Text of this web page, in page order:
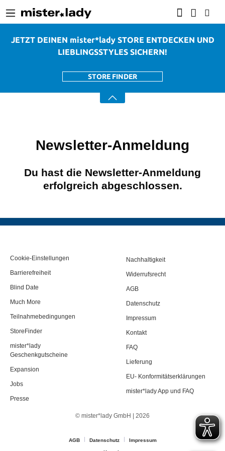
JETZT DEINEN mister*lady STORE ENTDECKEN UND
LIEBLINGSSTYLES SICHERN!
STORE FINDER
Newsletter-Anmeldung
Du hast die Newsletter-Anmeldung
erfolgreich abgeschlossen.
Cookie-Einstellungen
Barrierefreiheit
Blind Date
Much More
Teilnahmebedingungen
StoreFinder
mister*lady
Geschenkgutscheine
Expansion
Jobs
Presse
Nachhaltigkeit
Widerrufsrecht
AGB
Datenschutz
Impressum
Kontakt
FAQ
Lieferung
EU- Konformitätserklärungen
mister*lady App und FAQ
© mister*lady GmbH | 2026
AGB Datenschutz Impressum